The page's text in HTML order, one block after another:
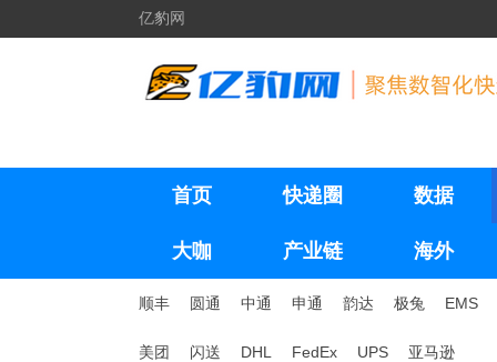
亿豹网
首页 快递圈 数据
大咖 产业链 海外
顺丰 圆通 中通 申通 韵达 极兔 EMS
美团 闪送 DHL FedEx UPS 亚马逊